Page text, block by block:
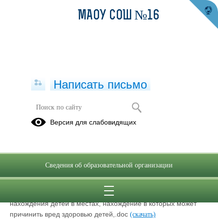
Правовая страница
Закон свердловской области об установлении на
территории свердловской области мер по недопущению
нахождения детей в местах, нахождение в которых может
причинить вред здоровью детей,.doc (скачать)
МАОУ СОШ №16
Написать письмо
Версия для слабовидящих
Сведения об образовательной организации